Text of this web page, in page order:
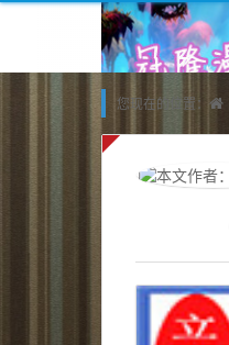
您现在的位置：